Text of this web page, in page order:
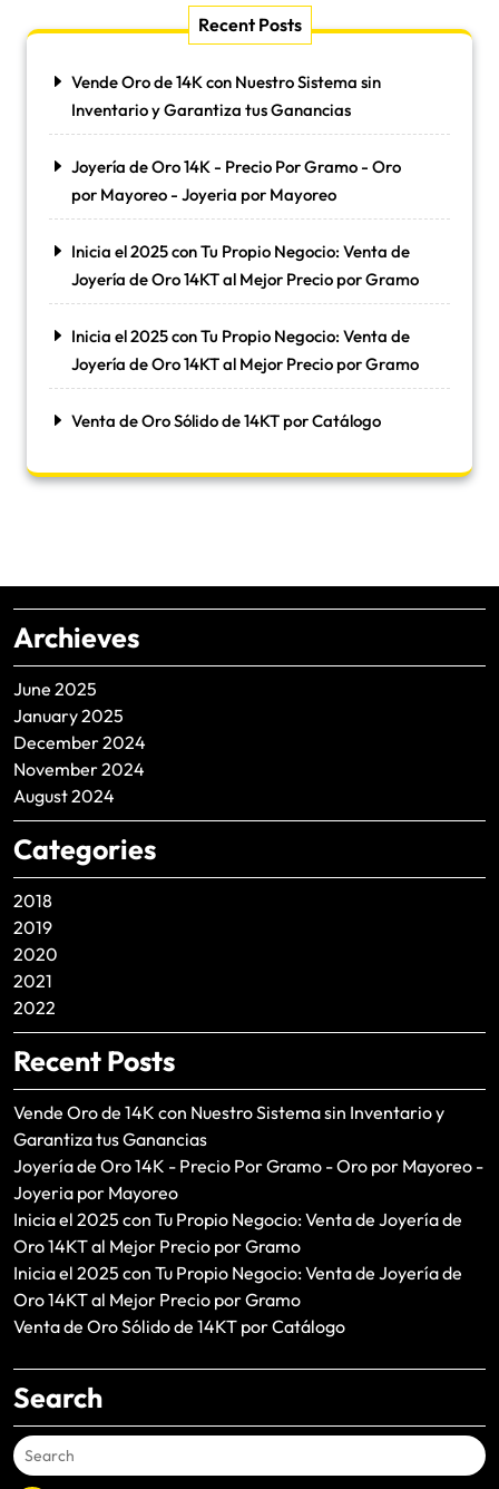
Recent Posts
Vende Oro de 14K con Nuestro Sistema sin
Inventario y Garantiza tus Ganancias
Joyería de Oro 14K - Precio Por Gramo - Oro
por Mayoreo - Joyeria por Mayoreo
Inicia el 2025 con Tu Propio Negocio: Venta de
Joyería de Oro 14KT al Mejor Precio por Gramo
Inicia el 2025 con Tu Propio Negocio: Venta de
Joyería de Oro 14KT al Mejor Precio por Gramo
Venta de Oro Sólido de 14KT por Catálogo
Archieves
June 2025
January 2025
December 2024
November 2024
August 2024
Categories
2018
2019
2020
2021
2022
Recent Posts
Vende Oro de 14K con Nuestro Sistema sin Inventario y
Garantiza tus Ganancias
Joyería de Oro 14K - Precio Por Gramo - Oro por Mayoreo -
Joyeria por Mayoreo
Inicia el 2025 con Tu Propio Negocio: Venta de Joyería de
Oro 14KT al Mejor Precio por Gramo
Inicia el 2025 con Tu Propio Negocio: Venta de Joyería de
Oro 14KT al Mejor Precio por Gramo
Venta de Oro Sólido de 14KT por Catálogo
Search